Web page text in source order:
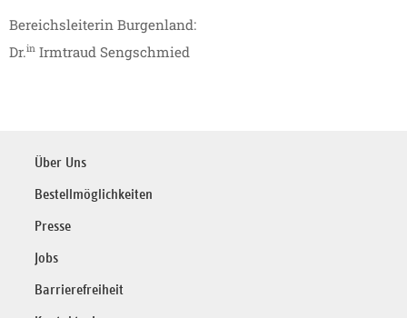
Bereichsleiterin Burgenland:
Dr.in Irmtraud Sengschmied
Über Uns
Bestellmöglichkeiten
Presse
Jobs
Barrierefreiheit